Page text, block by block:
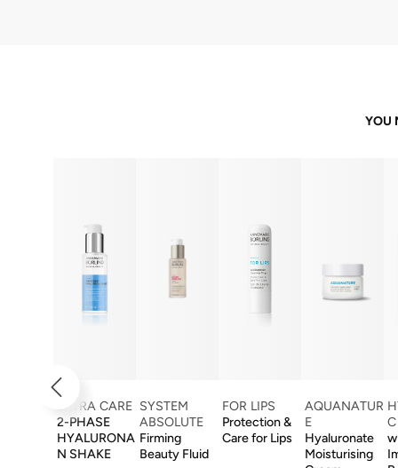
YOU
EXTRA CARE
2-PHASE
HYALURONA
N SHAKE
SYSTEM
ABSOLUTE
Firming
Beauty Fluid
FOR LIPS
Protection &
Care for Lips
AQUANATUR
E
Hyaluronate
Moisturising